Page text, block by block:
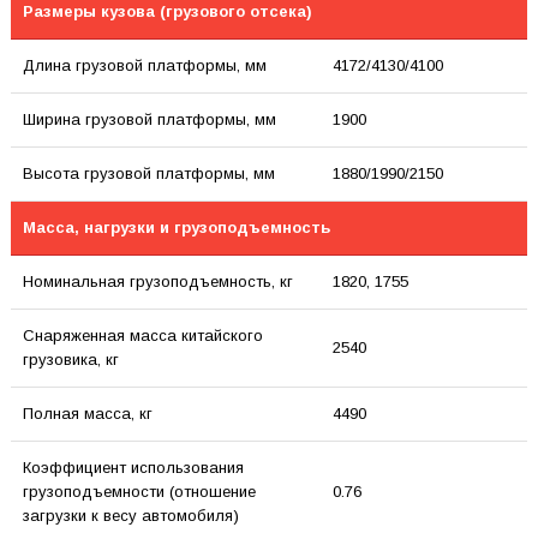
Размеры кузова (грузового отсека)
Длина грузовой платформы, мм 4172/4130/4100
Ширина грузовой платформы, мм 1900
Высота грузовой платформы, мм 1880/1990/2150
Масса, нагрузки и грузоподъемность
Номинальная грузоподъемность, кг 1820, 1755
Снаряженная масса китайского
грузовика, кг
2540
Полная масса, кг 4490
Коэффициент использования
грузоподъемности (отношение
загрузки к весу автомобиля)
0.76